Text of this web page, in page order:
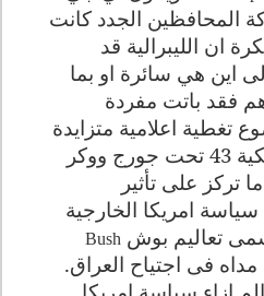
المحافظين الجدد كانت
ان الليبرالية قد
اين هي سائرة او بما
فقد باتت مفردة
تغطية اعلامية متزايدة
على عهد الادارة الامريكية 43 تحت جورج ووكر
تركز على تأثير
امريكا الخارجية
تعاليم بوش Bush
فى اجتياح العراق.